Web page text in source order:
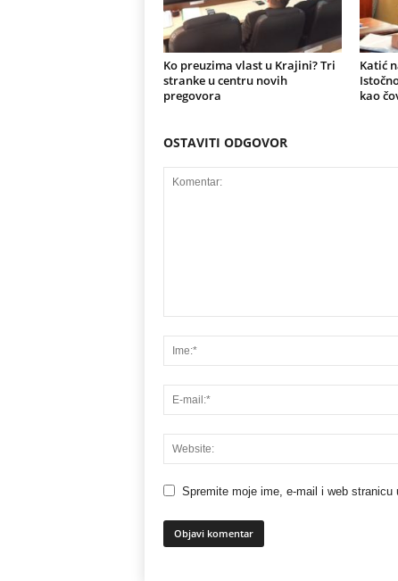
Ko preuzima vlast u Krajini? Tri
stranke u centru novih
pregovora
Katić
kao
OSTAVITI ODGOVOR
Spremite moje ime, e-mail i web